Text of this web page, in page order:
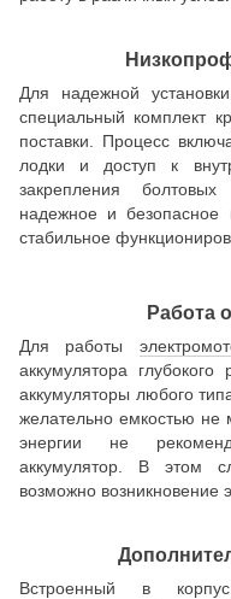
Для надежной
специальный комплект
поставки. Процесс
лодки и доступ к
закрепления
надежное и безопасное
стабильное
Работа
Для работы
аккумулятора глубокого
аккумуляторы любого
желательно емкостью не
энергии не
аккумулятор. В этом
возможно возникновение
Встроенный в